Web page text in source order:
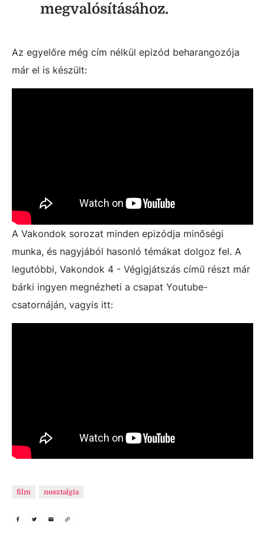
megvalósításához.
Az egyelőre még cím nélkül epizód beharangozója
már el is készült:
A Vakondok sorozat minden epizódja minőségi
munka, és nagyjából hasonló témákat dolgoz fel. A
legutóbbi, Vakondok 4 - Végigjátszás című részt már
bárki ingyen megnézheti a csapat Youtube-
csatornáján, vagyis itt:
film nosztalgia